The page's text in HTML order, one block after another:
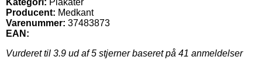
Producent: Medkant
Varenummer: 37483873
EAN:
Vurderet til 3.9 ud af 5 stjerner baseret på 41 anmeldelser